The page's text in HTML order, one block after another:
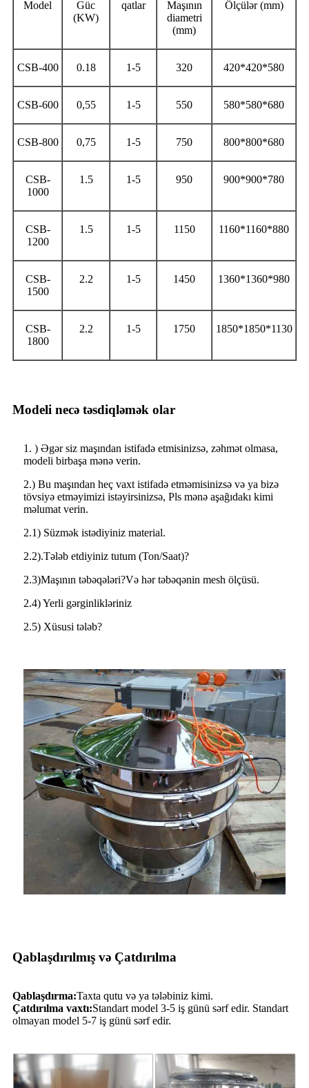
Model
Güc
(KW)
qatlar
Maşının
diametri
(mm)
Ölçülər (mm)
CSB-400 0.18 1-5 320 420*420*580
CSB-600 0,55 1-5 550 580*580*680
CSB-800 0,75 1-5 750 800*800*680
CSB-
1000
1.5 1-5 950 900*900*780
CSB-
1200
1.5 1-5 1150 1160*1160*880
CSB-
1500
2.2 1-5 1450 1360*1360*980
CSB-
1800
2.2 1-5 1750 1850*1850*1130
Modeli necə təsdiqləmək olar
1. ) Əgər siz maşından istifadə etmisinizsə, zəhmət olmasa,
modeli birbaşa mənə verin.
2.) Bu maşından heç vaxt istifadə etməmisinizsə və ya bizə
tövsiyə etməyimizi istəyirsinizsə, Pls mənə aşağıdakı kimi
məlumat verin.
2.1) Süzmək istədiyiniz material.
2.2).Tələb etdiyiniz tutum (Ton/Saat)?
2.3)Maşının təbəqələri?Və hər təbəqənin mesh ölçüsü.
2.4) Yerli gərginlikləriniz
2.5) Xüsusi tələb?
Qablaşdırılmış və Çatdırılma
Qablaşdırma:Taxta qutu və ya tələbiniz kimi.
Çatdırılma vaxtı:Standart model 3-5 iş günü sərf edir. Standart
olmayan model 5-7 iş günü sərf edir.